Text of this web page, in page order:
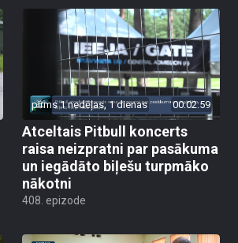
pirms 1 nedēļas, 1 dienas 00:02:59
Atceltais Pitbull koncerts
raisa neizpratni par pasākuma
un iegādāto biļešu turpmāko
nākotni
408. epizode